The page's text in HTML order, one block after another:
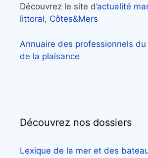
Découvrez le site d’actualité
littoral, Côtes&Mers
Annuaire des professionnels
de la plaisance
Découvrez nos dossiers
Lexique de la mer et des